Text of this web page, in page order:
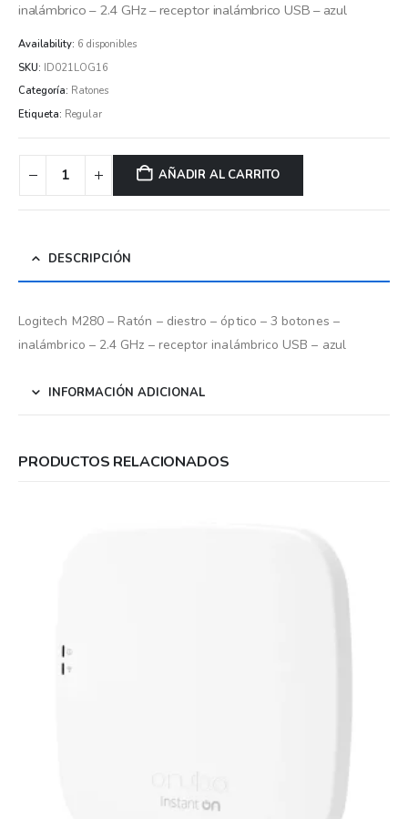
inalámbrico – 2.4 GHz – receptor inalámbrico USB – azul
Availability: 6 disponibles
SKU: ID021LOG16
Categoría: Ratones
Etiqueta: Regular
AÑADIR AL CARRITO
DESCRIPCIÓN
Logitech M280 – Ratón – diestro – óptico – 3 botones –
inalámbrico – 2.4 GHz – receptor inalámbrico USB – azul
INFORMACIÓN ADICIONAL
PRODUCTOS RELACIONADOS